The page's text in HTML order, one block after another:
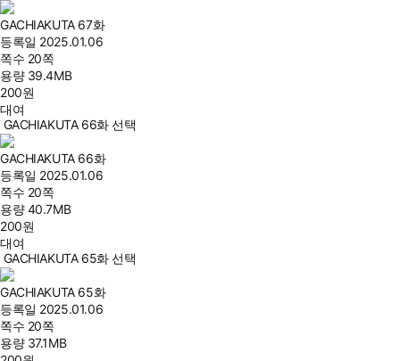
GACHIAKUTA 67화
등록일 2025.01.06
쪽수 20쪽
용량 39.4MB
200원
대여
GACHIAKUTA 66화 선택
GACHIAKUTA 66화
등록일 2025.01.06
쪽수 20쪽
용량40.7MB
200원
대여
GACHIAKUTA 65화 선택
GACHIAKUTA 65화
등록일 2025.01.06
쪽수 20쪽
용량 37.1MB